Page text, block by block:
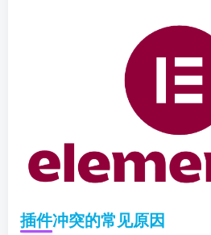
插件冲突的常见原因